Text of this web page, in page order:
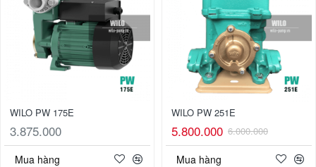
WILO PW 175E
3.875.000
Mua hàng
WILO PW 251E
5.800.000 6.000.000
Mua hàng